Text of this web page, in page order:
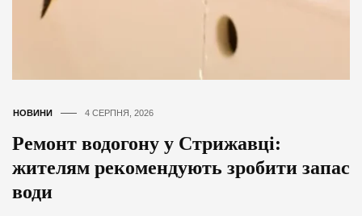
НОВИНИ 4 СЕРПНЯ, 2026
Ремонт водогону у Стрижавці:
жителям рекомендують зробити запас
води